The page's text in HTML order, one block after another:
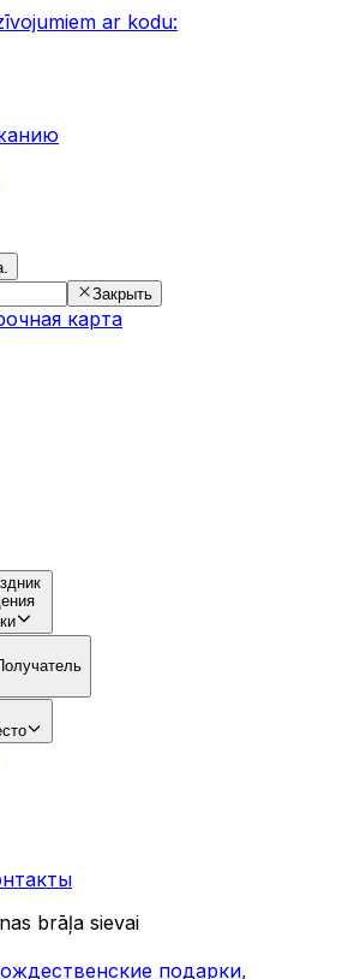
ar kodu:
Закрыть
карта
brāļa sievai
подарки,